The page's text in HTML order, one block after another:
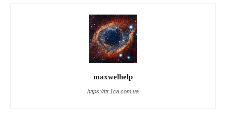
maxwelhelp
https://ttt.1ca.com.ua